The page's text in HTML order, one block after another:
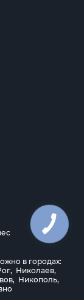
в городах:
, Николаев,
, Никополь,